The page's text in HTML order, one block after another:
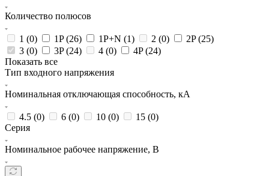
Количество полюсов
1 (0) 1P (26) 1P+N (1) 2 (0) 2P (25)
3 (0) 3P (24) 4 (0) 4P (24)
Показать все
Тип входного напряжения
Номинальная отключающая способность, кА
4.5 (0) 6 (0) 10 (0) 15 (0)
Серия
Номинальное рабочее напряжение, В